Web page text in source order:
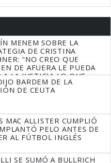
MENEM SOBRE LA
DE CRISTINA
"NO CREO QUE
DE AFUERA LE PUEDA
A LA JUSTICIA LO QUE
HACER"
BARDEM DE LA
DE CEUTA
MAC ALLISTER CUMPLIÓ
PELO ANTES DE
AL FÚTBOL INGLÉS
SE SUMÓ A BULLRICH